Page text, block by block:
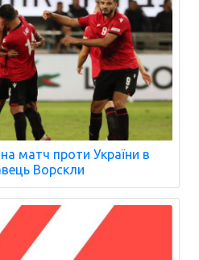
матч проти України в
Ворскли